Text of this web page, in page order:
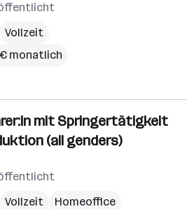
Vollzeit
€ monatlich
mit Springertätigkeit
(all genders)
Vollzeit
Homeoffice